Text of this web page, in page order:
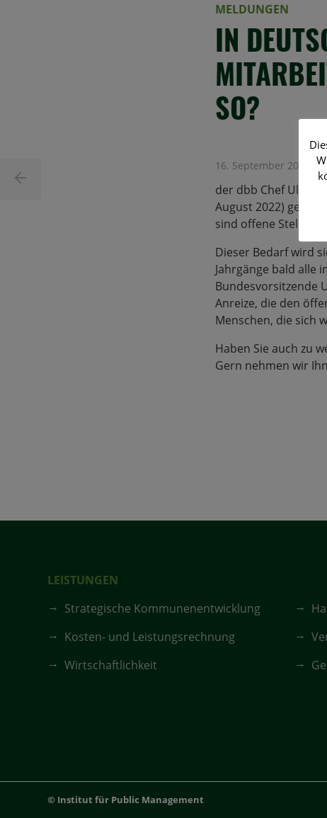
MELDUNGEN
IN
SO?
16. September 2022
der dbb Chef Ulrich
August 2022)
sind offene Stellen
Dieser Bedarf wird
Jahrgänge bald alle
Bundesvorsitzende
Anreize, die den
Menschen, die sich
Haben Sie auch zu
Gern nehmen wir
LEISTUNGEN
Strategische Kommunenentwicklung
Kosten- und Leistungsrechnung
Wirtschaftlichkeit
© Institut für Public Management